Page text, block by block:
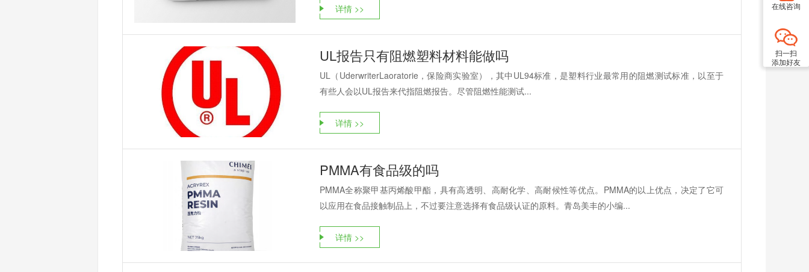
详情 >>
UL报告只有阻燃塑料材料能做吗
UL（UderwriterLaoratorie，保险商实验室），其中UL94标准，是塑料行业最常用的阻燃测试标准，以至于
有些人会以UL报告来代指阻燃报告。尽管阻燃性能测试...
详情 >>
PMMA有食品级的吗
PMMA全称聚甲基丙烯酸甲酯，具有高透明、高耐化学、高耐候性等优点。PMMA的以上优点，决定了它可
以应用在食品接触制品上，不过要注意选择有食品级认证的原料。青岛美丰的小编...
详情 >>
在线咨询
扫一扫
添加好友